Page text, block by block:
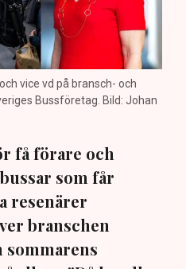
vice vd på bransch- och
Bussföretag. Bild: Johan
få förare och
som får
resenärer
branschen